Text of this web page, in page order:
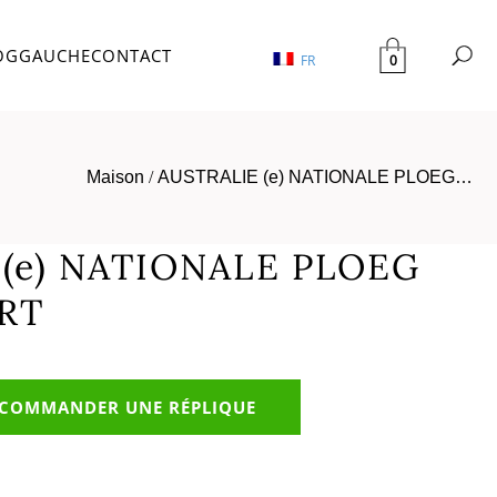
GAUCHECONTACT FR 0
Maison /AUSTRALIE (e) NATIONALE PLOEG…
NATIONALE PLOEG
UNE RÉPLIQUE